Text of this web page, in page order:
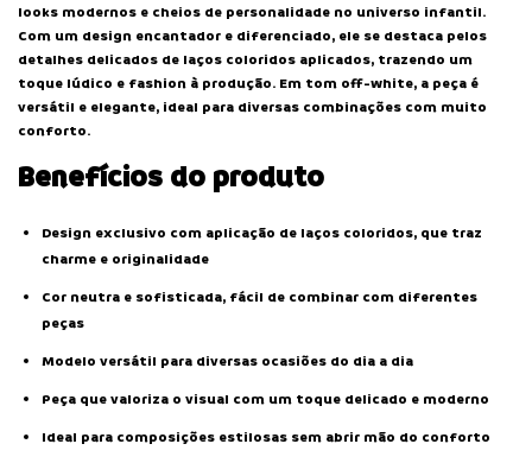
looks modernos e cheios de personalidade no universo infantil.
Com um design encantador e diferenciado, ele se destaca pelos
detalhes delicados de laços coloridos aplicados, trazendo um
toque lúdico e fashion à produção. Em tom off-white, a peça é
versátil e elegante, ideal para diversas combinações com muito
conforto.
Benefícios do produto
Design exclusivo com aplicação de laços coloridos, que traz
charme e originalidade
Cor neutra e sofisticada, fácil de combinar com diferentes
peças
Modelo versátil para diversas ocasiões do dia a dia
Peça que valoriza o visual com um toque delicado e moderno
Ideal para composições estilosas sem abrir mão do conforto